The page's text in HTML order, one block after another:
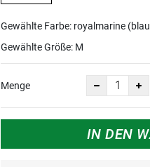
Gewählte Farbe: royalmarine
Gewählte Größe: M
Menge
IN DEN